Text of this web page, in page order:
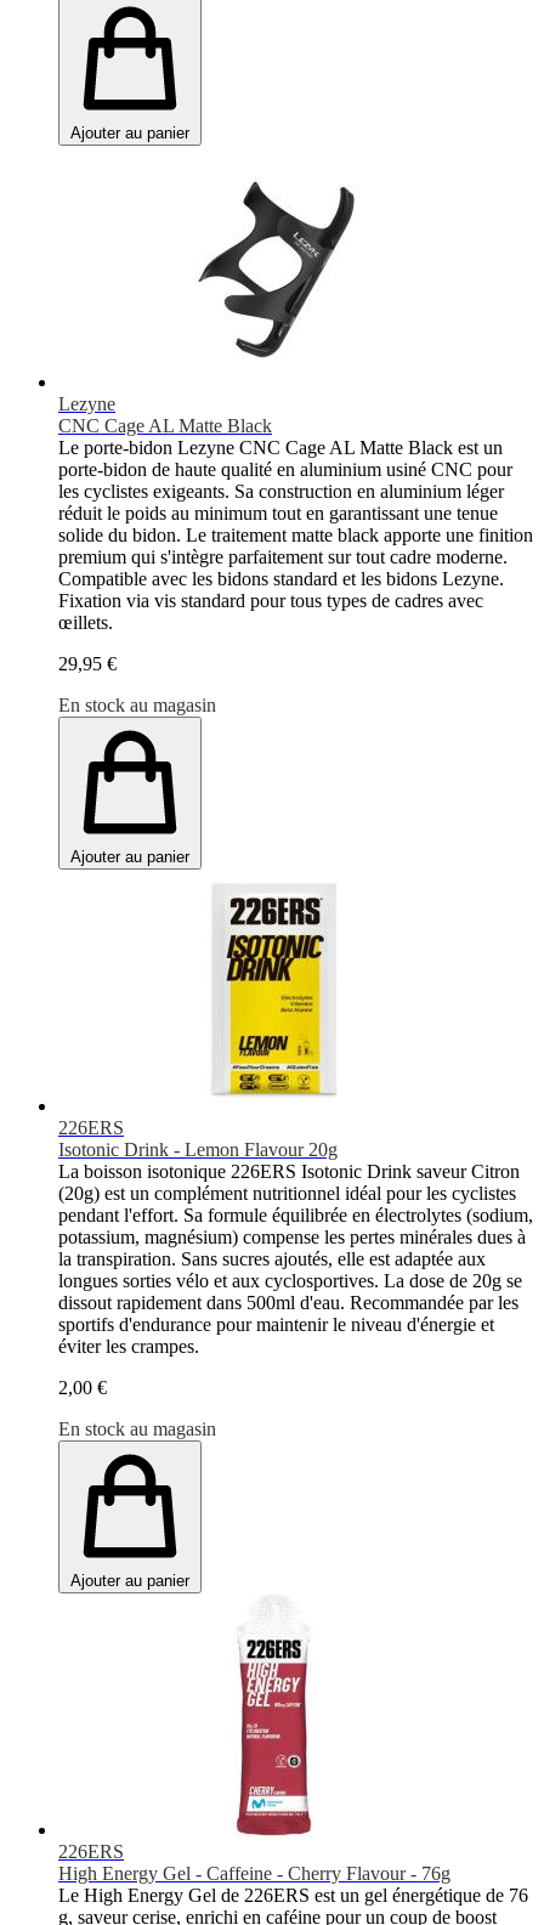
Ajouter au panier
Lezyne
CNC Cage AL Matte Black
Le porte-bidon Lezyne CNC Cage AL Matte Black est un
porte-bidon de haute qualité en aluminium usiné CNC pour
les cyclistes exigeants. Sa construction en aluminium léger
réduit le poids au minimum tout en garantissant une tenue
solide du bidon. Le traitement matte black apporte une finition
premium qui s'intègre parfaitement sur tout cadre moderne.
Compatible avec les bidons standard et les bidons Lezyne.
Fixation via vis standard pour tous types de cadres avec
œillets.
29,95 €
En stock au magasin
Ajouter au panier
226ERS
Isotonic Drink - Lemon Flavour 20g
La boisson isotonique 226ERS Isotonic Drink saveur Citron
(20g) est un complément nutritionnel idéal pour les cyclistes
pendant l'effort. Sa formule équilibrée en électrolytes (sodium,
potassium, magnésium) compense les pertes minérales dues à
la transpiration. Sans sucres ajoutés, elle est adaptée aux
longues sorties vélo et aux cyclosportives. La dose de 20g se
dissout rapidement dans 500ml d'eau. Recommandée par les
sportifs d'endurance pour maintenir le niveau d'énergie et
éviter les crampes.
2,00 €
En stock au magasin
Ajouter au panier
226ERS
High Energy Gel - Caffeine - Cherry Flavour - 76g
Le High Energy Gel de 226ERS est un gel énergétique de 76
g, saveur cerise, enrichi en caféine pour un coup de boost